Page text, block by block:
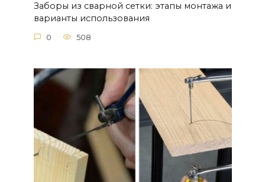
Заборы из сварной сетки: этапы монтажа и
варианты использования
0 508